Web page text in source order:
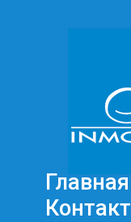
Главная
Контакт